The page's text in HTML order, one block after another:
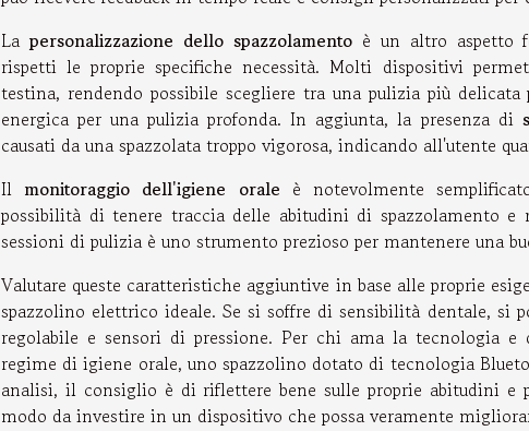
La personalizzazione dello spazzolamentoè un altro aspetto
rispetti le proprie specifiche necessità. Molti dispositivi
testina, rendendo possibile scegliere tra una pulizia più
energica per una pulizia profonda. In aggiunta, la presenza di
causati da una spazzolata troppo vigorosa, indicando all'utente
Il monitoraggio dell'igiene orale è notevolmente
possibilità di tenere traccia delle abitudini di spazzolamento
sessioni di pulizia è uno strumento prezioso per mantenere una
Valutare queste caratteristiche aggiuntive in base alle proprie
spazzolino elettrico ideale. Se si soffre di sensibilità dentale, si
regolabile e sensori di pressione. Per chi ama la tecnologia
regime di igiene orale, uno spazzolino dotato di tecnologia
analisi, il consiglio è di riflettere bene sulle proprie abitudini e
modo da investire in un dispositivo che possa veramente